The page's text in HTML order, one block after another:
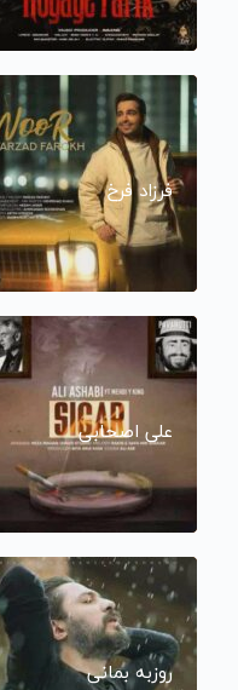
فرزاد فرخ
علی اصحابی
روزبه بمانی